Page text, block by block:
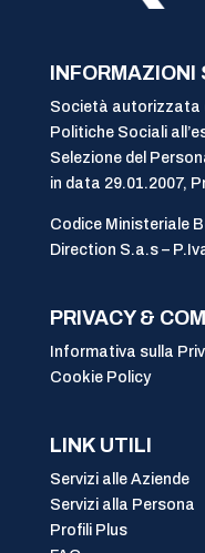
INFORMAZIONI
Società autorizzata
Politiche Sociali
Selezione del
in data 29.01.2007,
Codice Ministeriale
Direction S.a.s –
PRIVACY &
Informativa sulla
Cookie Policy
LINK UTILI
Servizi alle Aziende
Servizi alla Persona
Profili Plus